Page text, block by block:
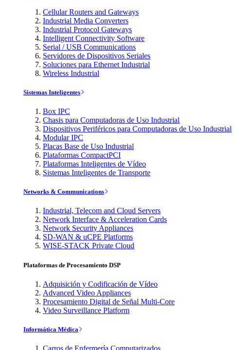
Cellular Routers and Gateways
Industrial Media Converters
Industrial Protocol Gateways
Intelligent Connectivity Software
Serial / USB Communications
Servidores de Dispositivos Seriales
Soluciones para Ethernet Industrial
Wireless Industrial
Sistemas Inteligentes
Box IPC
Chasis para Computadoras de Uso Industrial
Dispositivos Periféricos para Computadoras de Uso Industrial
Modular IPC
Placas Base de Uso Industrial
Plataformas CompactPCI
Plataformas Inteligentes de Vídeo
Sistemas Inteligentes de Transporte
Networks & Communications
Industrial, Telecom and Cloud Servers
Network Interface & Acceleration Cards
Network Security Appliances
SD-WAN & uCPE Platforms
WISE-STACK Private Cloud
Plataformas de Procesamiento DSP
Adquisición y Codificación de Vídeo
Advanced Video Appliances
Procesamiento Digital de Señal Multi-Core
Video Surveillance Platform
Informática Médica
Carros de Enfermería Computarizados